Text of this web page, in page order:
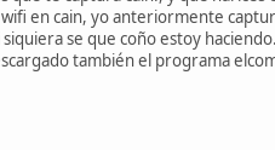
en cain, yo anteriormente
siquiera se que coño estoy
también el programa